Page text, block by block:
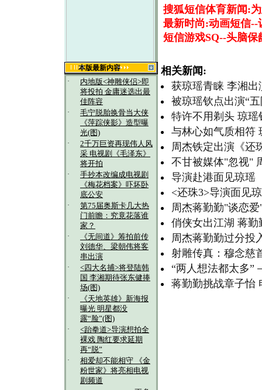
本版最新内容
·
内地版<神雕侠侣>即
将投拍 金庸迷选出最
佳阵容
·
毛宁脱胎换骨当大侠
《萍踪侠影》造型曝
光(图)
·
2千万巨资再现伟人风
采 电视剧《毛泽东》
将开拍
·
手抄本改编成电视剧
《梅花档案》吓坏卧
底公安
·
第75届奥斯卡几大热
门前瞻：究竟花落谁
家？
·
《无间道》筹拍前传
刘德华、梁朝伟将客
串出演
·
<四大名捕>将登陆韩
国 李湘期待张东健捧
场(图)
·
《天地英雄》新海报
曝光 明星都没
露“脸”(图)
·
<跆拳道>导演想拍全
裸戏 陶红要求延期
再“脱”
·
相爱却不能相守 《金
粉世家》将亮相电视
剧频道
搜狐短信体育新闻:
最新时尚:动画短信--
短信游戏SQ--头脑
相关新闻:
获琼瑶青睐 李湘
被琼瑶钦点出演“
特许不用剃头 琼
与林心如气质相符
周杰铁定出演《还
不甘被媒体"忽视"
导演赴港面见琼瑶
<还珠3>导演面见
周杰蒋勤勤"谈恋
俏侠女出江湖 蒋
周杰蒋勤勤过分投
射雕传真：穆念慈
“两人想法都太多”
蒋勤勤挑战章子怡